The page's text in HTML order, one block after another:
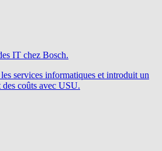
IT chez Bosch.
services informatiques et introduit un
coûts avec USU.